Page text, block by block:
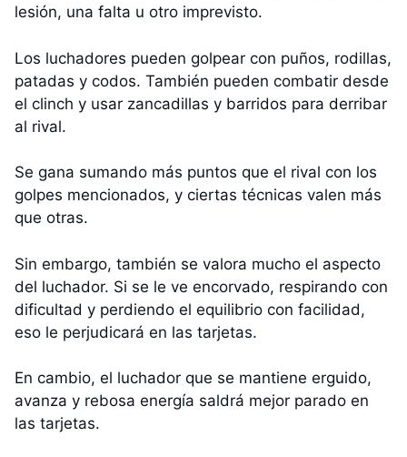
lesión, una falta u otro imprevisto.
Los luchadores pueden golpear con puños, rodillas,
patadas y codos. También pueden combatir desde
el clinch y usar zancadillas y barridos para derribar
al rival.
Se gana sumando más puntos que el rival con los
golpes mencionados, y ciertas técnicas valen más
que otras.
Sin embargo, también se valora mucho el aspecto
del luchador. Si se le ve encorvado, respirando con
dificultad y perdiendo el equilibrio con facilidad,
eso le perjudicará en las tarjetas.
En cambio, el luchador que se mantiene erguido,
avanza y rebosa energía saldrá mejor parado en
las tarjetas.